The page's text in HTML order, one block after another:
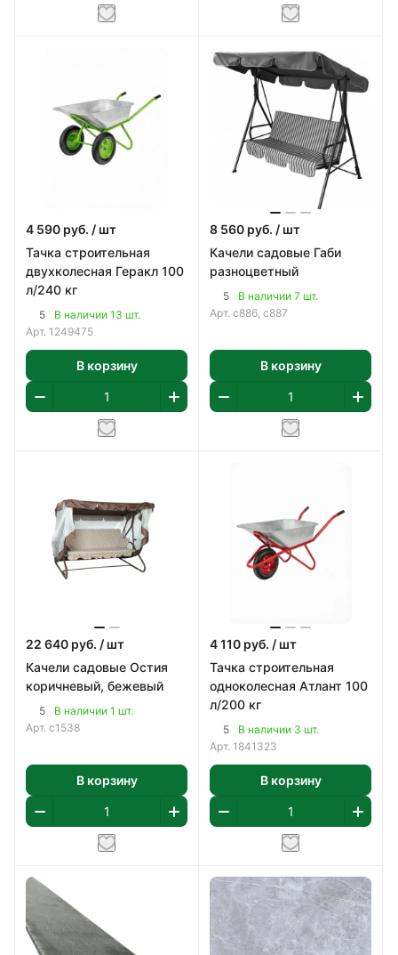
4 590 руб. / шт
Тачка строительная
двухколесная Геракл 100
л/240 кг
5
В наличии 13 шт.
Арт. 1249475
В корзину
8 560 руб. / шт
Качели садовые Габи
разноцветный
5
В наличии 7 шт.
Арт. с886, с887
В корзину
22 640 руб. / шт
Качели садовые Остия
коричневый, бежевый
5
В наличии 1 шт.
Арт. с1538
В корзину
4 110 руб. / шт
Тачка строительная
одноколесная Атлант 100
л/200 кг
5
В наличии 3 шт.
Арт. 1841323
В корзину